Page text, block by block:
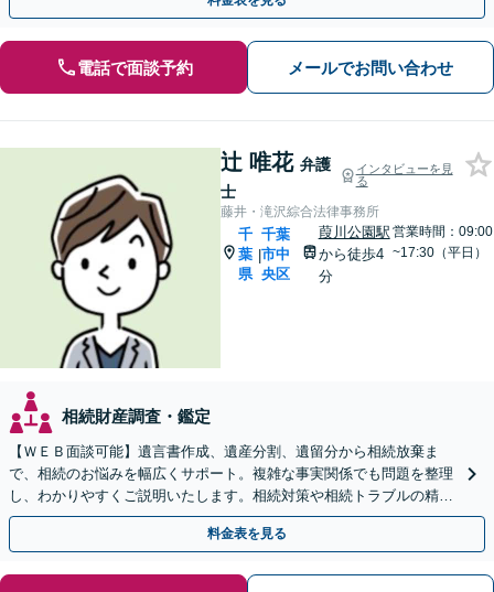
電話で面談予約 メールでお問い合わせ
辻 唯花 弁護
士
インタビューを見
る
藤井・滝沢綜合法律事務所
千
葉
県
|
千葉
市中
央区
葭川公園駅
から徒歩4
分
営業時間：09:00
~17:30（平日）
相続財産調査・鑑定
【ＷＥＢ面談可能】遺言書作成、遺産分割、遺留分から相続放棄ま
で、相続のお悩みを幅広くサポート。複雑な事実関係でも問題を整理
し、わかりやすくご説明いたします。相続対策や相続トラブルの精神
的なご負担を減らし、最適な解決を目指します。
料金表を見る